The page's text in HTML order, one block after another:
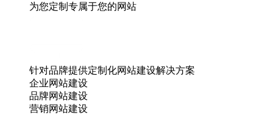
为您定制专属于您的网站
针对品牌提供定制化网站建设解决方案
企业网站建设
品牌网站建设
营销网站建设